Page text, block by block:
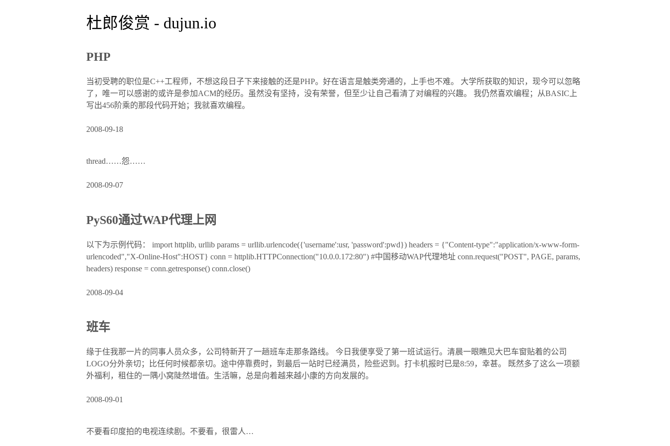
杜郎俊赏 - dujun.io
PHP
当初受聘的职位是C++工程师，不想这段日子下来接触的还是PHP。好在语言是触类旁通的，上手也不难。 大学所获取的知识，现今可以忽略
了，唯一可以感谢的或许是参加ACM的经历。虽然没有坚持，没有荣誉，但至少让自己看清了对编程的兴趣。 我仍然喜欢编程；从BASIC上
写出456阶乘的那段代码开始；我就喜欢编程。
2008-09-18
thread……怨……
2008-09-07
PyS60通过WAP代理上网
以下为示例代码： import httplib, urllib params = urllib.urlencode({'username':usr, 'password':pwd}) headers = {"Content-type":"application/x-www-form-
urlencoded","X-Online-Host":HOST} conn = httplib.HTTPConnection("10.0.0.172:80") #中国移动WAP代理地址 conn.request("POST", PAGE, params,
headers) response = conn.getresponse() conn.close()
2008-09-04
班车
缘于住我那一片的同事人员众多，公司特新开了一趟班车走那条路线。 今日我便享受了第一班试运行。清晨一眼瞧见大巴车窗贴着的公司
LOGO分外亲切；比任何时候都亲切。途中停靠费时，到最后一站时已经满员，险些迟到。打卡机报时已是8:59，幸甚。 既然多了这么一项额
外福利，租住的一隅小窝陡然增值。生活嘛，总是向着越来越小康的方向发展的。
2008-09-01
不要看印度拍的电视连续剧。不要看，很雷人…